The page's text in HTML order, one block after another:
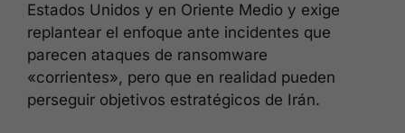
Estados Unidos y en Oriente Medio y exige
replantear el enfoque ante incidentes que
parecen ataques de ransomware
«corrientes», pero que en realidad pueden
perseguir objetivos estratégicos de Irán.